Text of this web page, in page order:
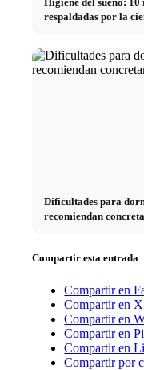
respaldadas por la
Dificultades para
recomiendan
Compartir esta entrada
Compartir en
Compartir en X
Compartir en
Compartir en
Compartir en
Compartir por